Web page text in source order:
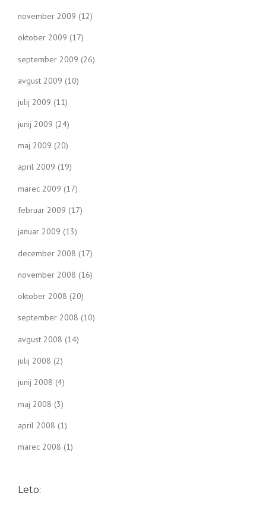
november 2009 (12)
oktober 2009 (17)
september 2009 (26)
avgust 2009 (10)
julij 2009 (11)
junij 2009 (24)
maj 2009 (20)
april 2009 (19)
marec 2009 (17)
februar 2009 (17)
januar 2009 (13)
december 2008 (17)
november 2008 (16)
oktober 2008 (20)
september 2008 (10)
avgust 2008 (14)
julij 2008 (2)
junij 2008 (4)
maj 2008 (3)
april 2008 (1)
marec 2008 (1)
Leto: